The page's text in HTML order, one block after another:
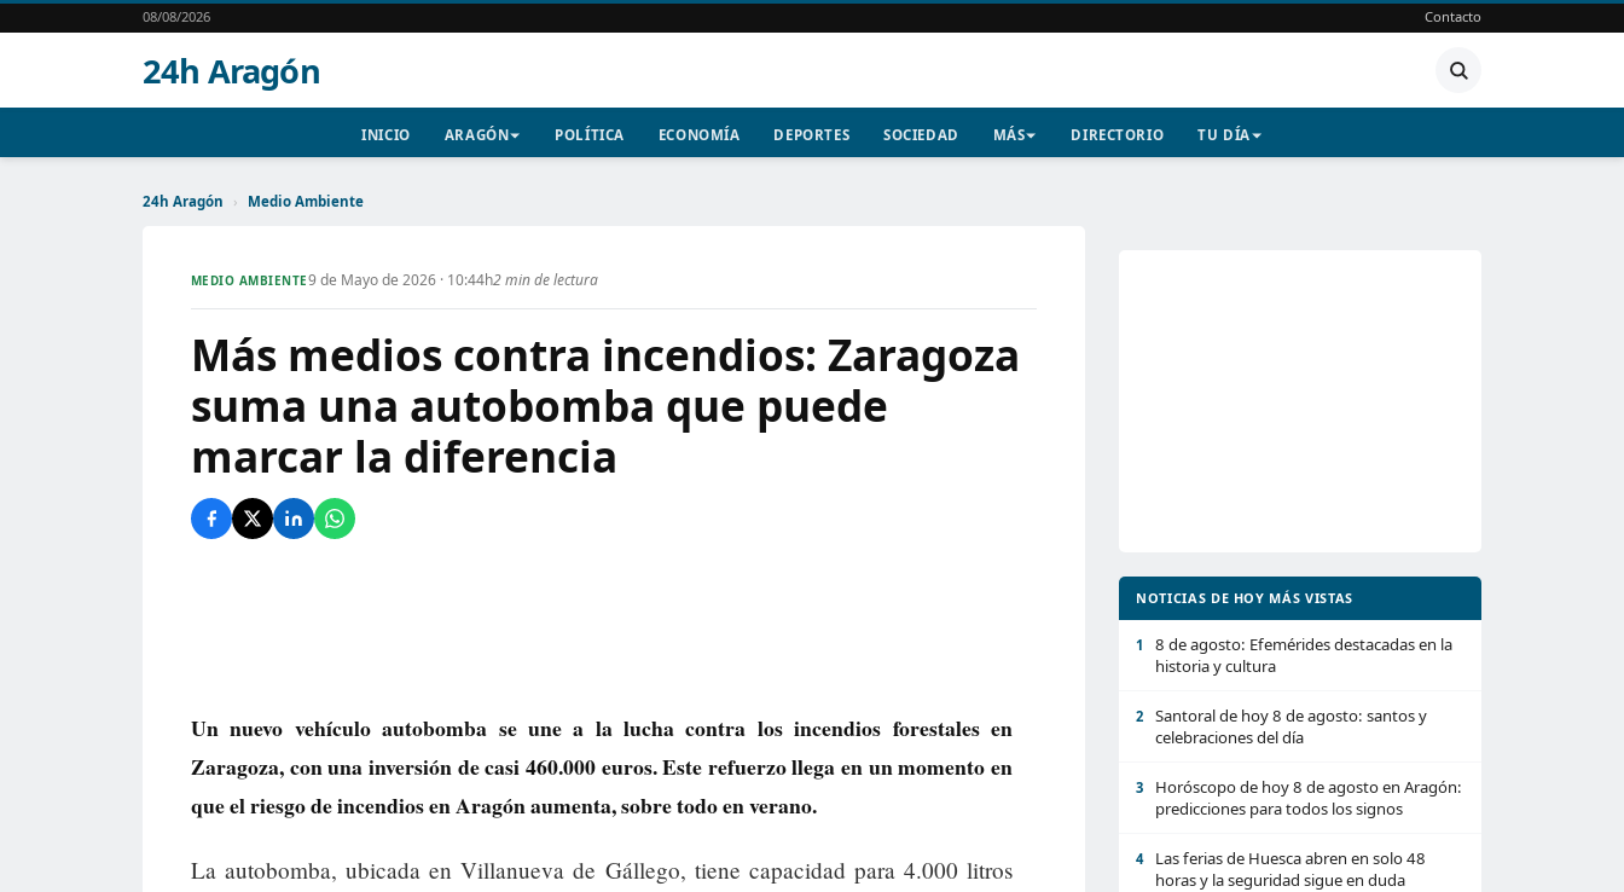
08/08/2026 Contacto
24h Aragón
INICIO ARAGÓN POLÍTICA ECONOMÍA DEPORTES SOCIEDAD MÁS DIRECTORIO TU DÍA
24h Aragón › Medio Ambiente
MEDIO AMBIENTE9 de Mayo de 2026 · 10:44h2 min de lectura
Más medios contra incendios: Zaragoza
suma una autobomba que puede
marcar la diferencia
Un nuevo vehículo autobomba se une a la lucha contra los incendios forestales en
Zaragoza, con una inversión de casi 460.000 euros. Este refuerzo llega en un momento en
que el riesgo de incendios en Aragón aumenta, sobre todo en verano.
La autobomba, ubicada en Villanueva de Gállego, tiene capacidad para 4.000 litros
NOTICIAS DE HOY MÁS VISTAS
1
8 de agosto: Efemérides destacadas en la
historia y cultura
2
Santoral de hoy 8 de agosto: santos y
celebraciones del día
3
Horóscopo de hoy 8 de agosto en Aragón:
predicciones para todos los signos
4
Las ferias de Huesca abren en solo 48
horas y la seguridad sigue en duda